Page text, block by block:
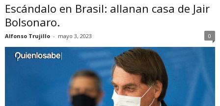
Escándalo en Brasil: allanan casa de Jair
Bolsonaro.
Alfonso Trujillo - mayo 3, 2023 0